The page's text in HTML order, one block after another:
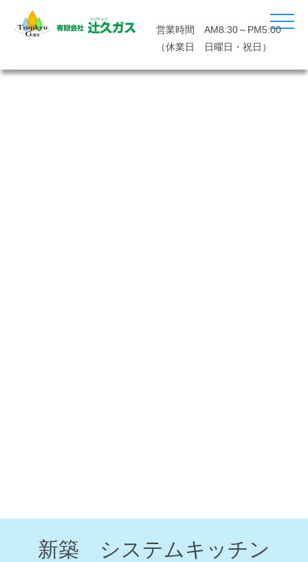
営業時間 AM8:30～PM5:00
（休業日 日曜日・祝日）
新築 システムキッチン